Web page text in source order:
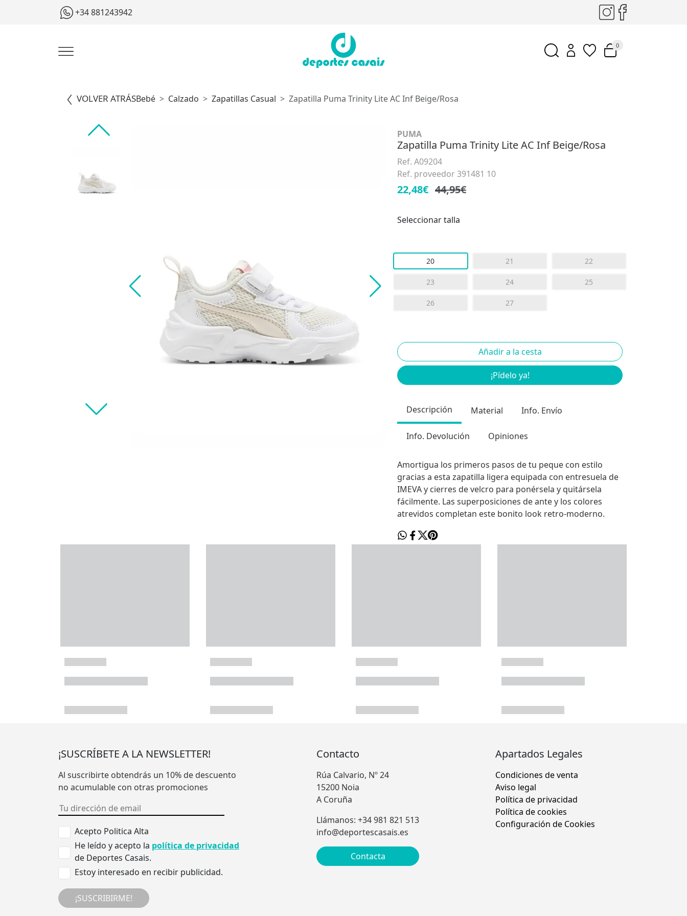
+34 881243942
0
VOLVER ATRÁSBebé Calzado Zapatillas Casual Zapatilla Puma Trinity Lite AC Inf Beige/Rosa
PUMA
Zapatilla Puma Trinity Lite AC Inf Beige/Rosa
Ref. A09204
Ref. proveedor 391481 10
22,48€ 44,95€
Seleccionar talla
20 21 22
23 24 25
26 27
¡Pídelo ya!
Descripción Material Info. Envío
Info. Devolución Opiniones
Amortigua los primeros pasos de tu peque con estilo
gracias a esta zapatilla ligera equipada con entresuela de
IMEVA y cierres de velcro para ponérsela y quitársela
fácilmente. Las superposiciones de ante y los colores
atrevidos completan este bonito look retro-moderno.
¡SUSCRÍBETE A LA NEWSLETTER!
Al suscribirte obtendrás un 10% de descuento
no acumulable con otras promociones
Acepto Politica Alta
He leído y acepto la política de privacidad
de Deportes Casais.
Estoy interesado en recibir publicidad.
¡SUSCRIBIRME!
Contacto
Rúa Calvario, Nº 24
15200 Noia
A Coruña
Llámanos: +34 981 821 513
info@deportescasais.es
Contacta
Apartados Legales
Condiciones de venta
Aviso legal
Política de privacidad
Política de cookies
Configuración de Cookies